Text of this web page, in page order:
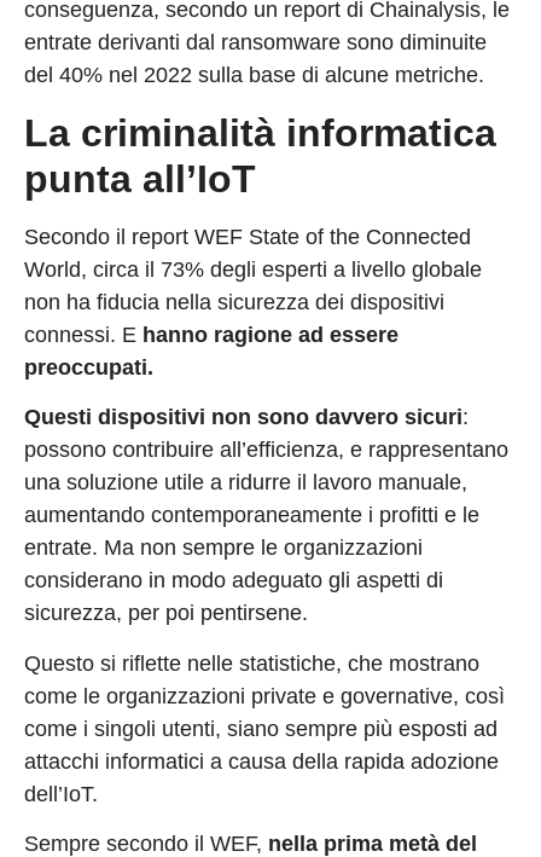
conseguenza, secondo un report di Chainalysis, le
entrate derivanti dal ransomware sono diminuite
del 40% nel 2022 sulla base di alcune metriche.
La criminalità informatica
punta all’IoT
Secondo il report WEF State of the Connected
World, circa il 73% degli esperti a livello globale
non ha fiducia nella sicurezza dei dispositivi
connessi. E hanno ragione ad essere
preoccupati.
Questi dispositivi non sono davvero sicuri:
possono contribuire all’efficienza, e rappresentano
una soluzione utile a ridurre il lavoro manuale,
aumentando contemporaneamente i profitti e le
entrate. Ma non sempre le organizzazioni
considerano in modo adeguato gli aspetti di
sicurezza, per poi pentirsene.
Questo si riflette nelle statistiche, che mostrano
come le organizzazioni private e governative, così
come i singoli utenti, siano sempre più esposti ad
attacchi informatici a causa della rapida adozione
dell’IoT.
Sempre secondo il WEF, nella prima metà del